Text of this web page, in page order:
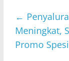
←
Meningkat,
Promo